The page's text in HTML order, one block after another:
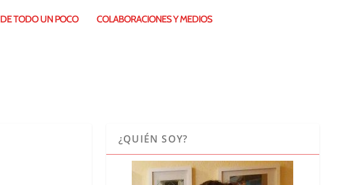
DE TODO UN POCO COLABORACIONES Y MEDIOS
¿QUIÉN SOY?